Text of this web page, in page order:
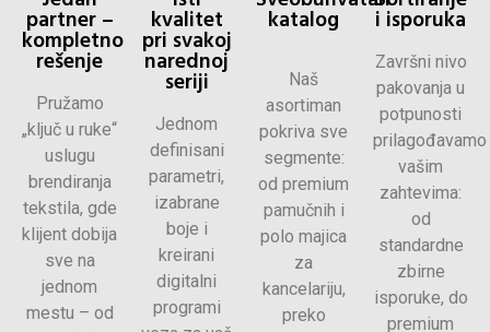
partner –
kompletno
rešenje
Pružamo
„ključ u ruke“
uslugu
brendiranja
tekstila, gde
klijent dobija
sve na
jednom
mestu – od
kvalitet
pri svakoj
narednoj
seriji
Jednom
definisani
parametri,
izabrane
boje i
kreirani
digitalni
programi
katalog
Naš
asortiman
pokriva sve
segmente:
od premium
pamučnih i
polo majica
za
kancelariju,
preko
i isporuka
Završni nivo
pakovanja u
potpunosti
prilagođavamo
vašim
zahtevima:
od
standardne
zbirne
isporuke, do
premium